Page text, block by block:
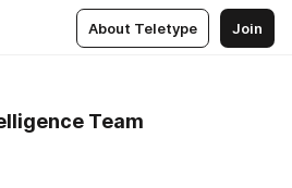
About Teletype Join
Team